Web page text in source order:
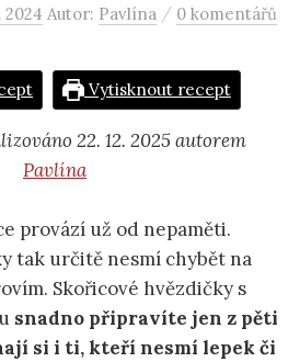
2024 Autor: Pavlína / 0 komentářů
Vytisknout recept
22. 12. 2025 autorem
Pavlína
provází už od nepaměti.
tak určitě nesmí chybět na
Skořicové hvězdičky s
snadno připravíte jen z pěti
si i ti, kteří nesmí lepek či